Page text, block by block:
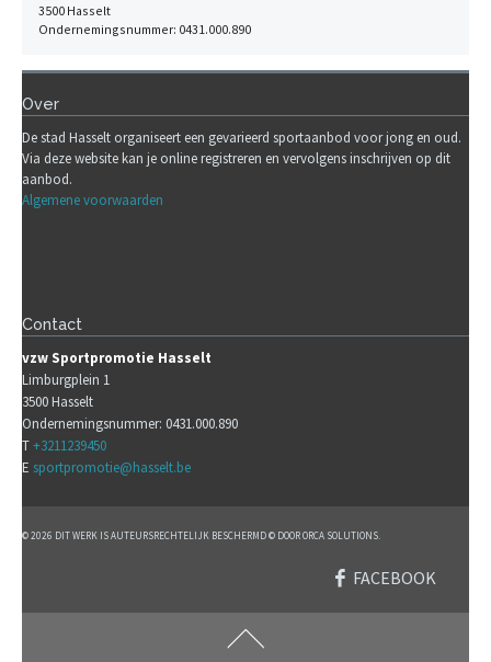
3500 Hasselt
Ondernemingsnummer: 0431.000.890
Over
De stad Hasselt organiseert een gevarieerd sportaanbod voor jong en oud.
Via deze website kan je online registreren en vervolgens inschrijven op dit
aanbod.
Algemene voorwaarden
Contact
vzw Sportpromotie Hasselt
Limburgplein 1
3500 Hasselt
Ondernemingsnummer: 0431.000.890
T+3211239450
E sportpromotie@hasselt.be
© 2026 DIT WERK IS AUTEURSRECHTELIJK BESCHERMD © DOOR ORCA SOLUTIONS.
FACEBOOK